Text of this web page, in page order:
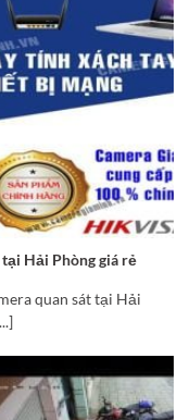
Hải Phòng giá rẻ
quan sát tại Hải